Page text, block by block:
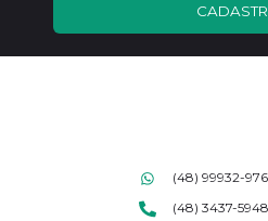
(48) 99932-
(48) 3437-5948